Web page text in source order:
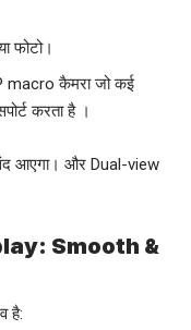
फोटो।
macro कैमरा जो कई
करता है।
आएगा। और Dual-view
Smooth &
है: